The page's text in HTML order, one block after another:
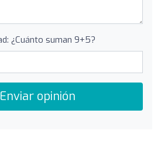
¿Cuánto suman 9+5?
opinión